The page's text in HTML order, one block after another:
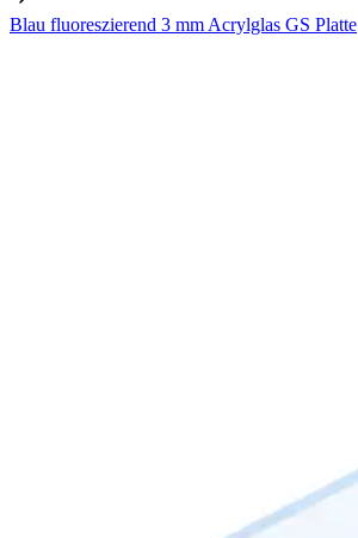
Blau fluoreszierend 3 mm Acrylglas GS Platte